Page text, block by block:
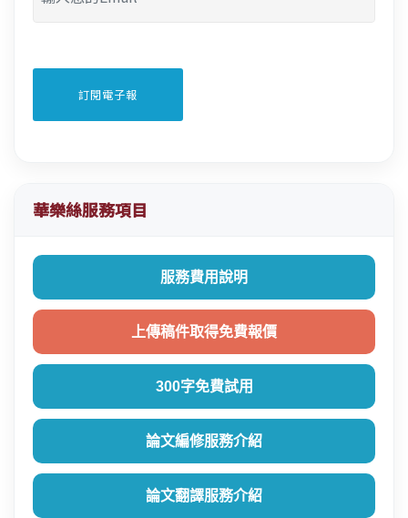
華樂絲服務項目
服務費用說明
上傳稿件取得免費報價
300字免費試用
論文編修服務介紹
論文翻譯服務介紹